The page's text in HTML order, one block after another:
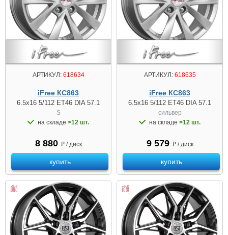
АРТИКУЛ:618634
iFree КС863
6.5x16 5/112 ET46 DIA 57.1
S
на складе >12 шт.
8 880 ₽ / диск
купить
АРТИКУЛ:618635
iFree КС863
6.5x16 5/112 ET46 DIA 57.1
сильвер
на складе >12 шт.
9 579 ₽ / диск
купить